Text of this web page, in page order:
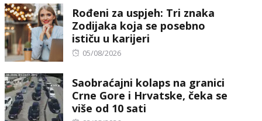
Rođeni za uspjeh: Tri znaka
Zodijaka koja se posebno
ističu u karijeri
Posted
05/08/2026
Saobraćajni kolaps na granici
Crne Gore i Hrvatske, čeka se
više od 10 sati